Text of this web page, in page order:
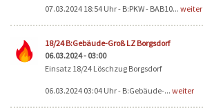
07.03.2024 18:54 Uhr - B:PKW - BAB10... weiter
18/24 B:Gebäude-Groß LZ Borgsdorf
06.03.2024 - 03:00
Einsatz 18/24 Löschzug Borgsdorf
06.03.2024 03:04 Uhr - B:Gebäude-... weiter